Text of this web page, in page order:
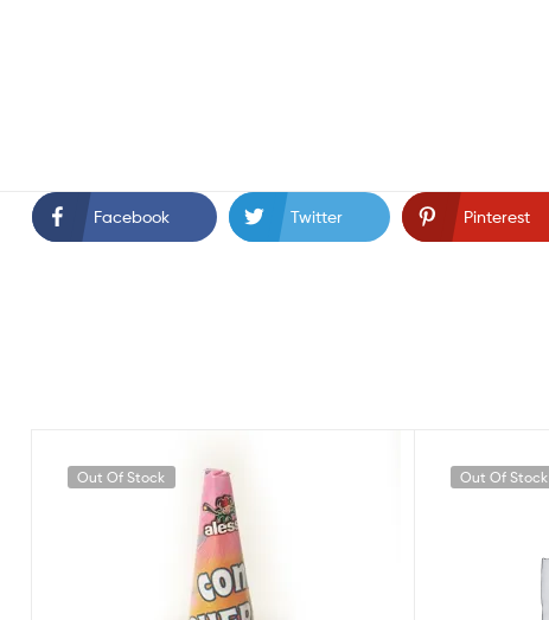
Facebook Twitter Pinterest
Out Of Stock Out Of Stock